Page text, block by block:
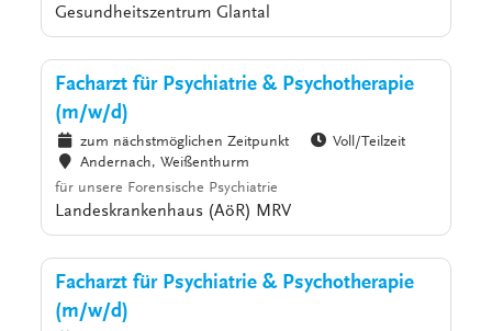
Gesundheitszentrum Glantal
Facharzt für Psychiatrie & Psychotherapie
(m/w/d)
zum nächstmöglichen Zeitpunkt
Voll/Teilzeit
Andernach, Weißenthurm
für unsere Forensische Psychiatrie
Landeskrankenhaus (AöR) MRV
Facharzt für Psychiatrie & Psychotherapie
(m/w/d)